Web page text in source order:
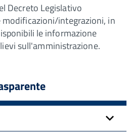
Decreto Legislativo
integrazioni, in
le informazione
sull'amministrazione.